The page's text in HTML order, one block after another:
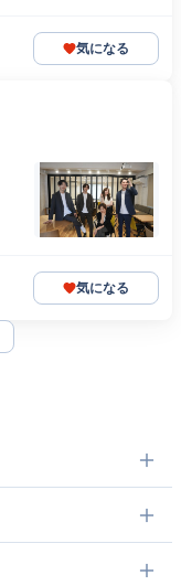
気になる
気になる